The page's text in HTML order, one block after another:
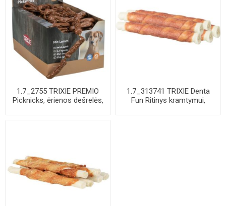
1.7_2755 TRIXIE PREMIO
Picknicks, ėrienos dešrelės,
1.7_313741 TRIXIE Denta
Fun Ritinys kramtymui,